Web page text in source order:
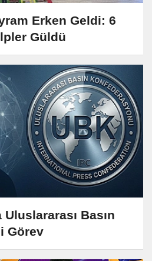
Erken Geldi: 6
Güldü
Basın
Görev